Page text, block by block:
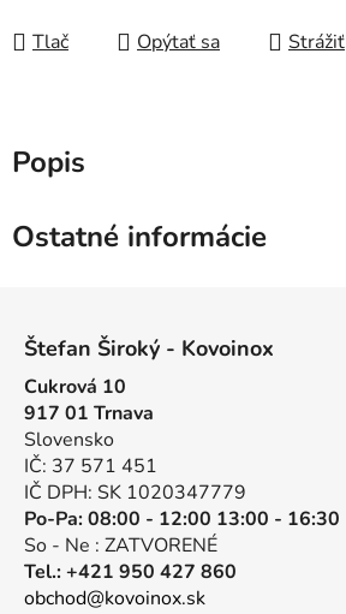
Tlač Opýtať sa Strážiť
Popis
Ostatné informácie
Štefan Široký - Kovoinox
Cukrová 10
917 01 Trnava
Slovensko
IČ: 37 571 451
IČ DPH: SK 1020347779
Po-Pa: 08:00 - 12:00 13:00 - 16:30
So - Ne : ZATVORENÉ
Tel.: +421 950 427 860
obchod@kovoinox.sk